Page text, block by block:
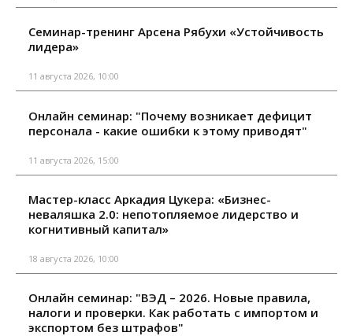
Семинар-тренинг Арсена Рябухи «Устойчивость
лидера»
11 августа 2026, 10:00
Онлайн семинар: "Почему возникает дефицит
персонала - какие ошибки к этому приводят"
11 августа 2026, 15:00
Мастер-класс Аркадия Цукера: «Бизнес-
неваляшка 2.0: непотопляемое лидерство и
когнитивный капитал»
18 августа 2026, 10:00
Онлайн семинар: "ВЭД – 2026. Новые правила,
налоги и проверки. Как работать с импортом и
экспортом без штрафов"